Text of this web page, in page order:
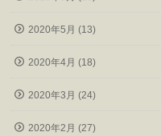
2020年5月 (13)
2020年4月 (18)
2020年3月 (24)
2020年2月 (27)